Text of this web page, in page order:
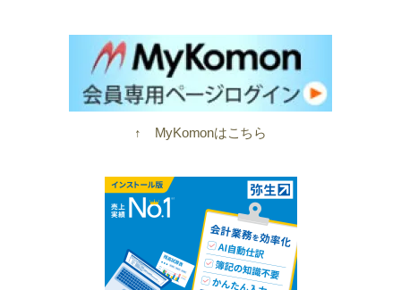
↑ MyKomonはこちら